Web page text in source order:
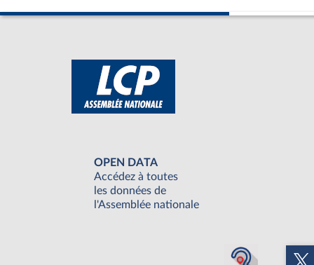
OPEN DATA
Accédez à toutes
les données de
l'Assemblée nationale